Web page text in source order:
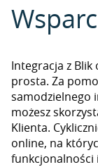
Integracja z
prosta. Za
samodzielnego
możesz
Klienta.
online, na
funkcjonalności